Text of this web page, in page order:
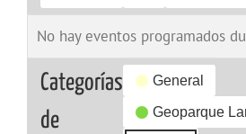
No hay eventos programados
Categorías
de
General
Geoparque